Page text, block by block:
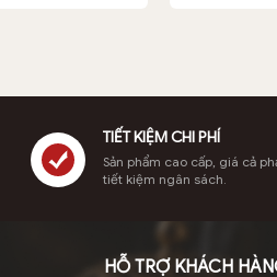
TIẾT KIỆM CHI PHÍ
Sản phẩm cao cấp, giá cả
tiết kiệm ngân sách.
HỖ TRỢ KHÁCH